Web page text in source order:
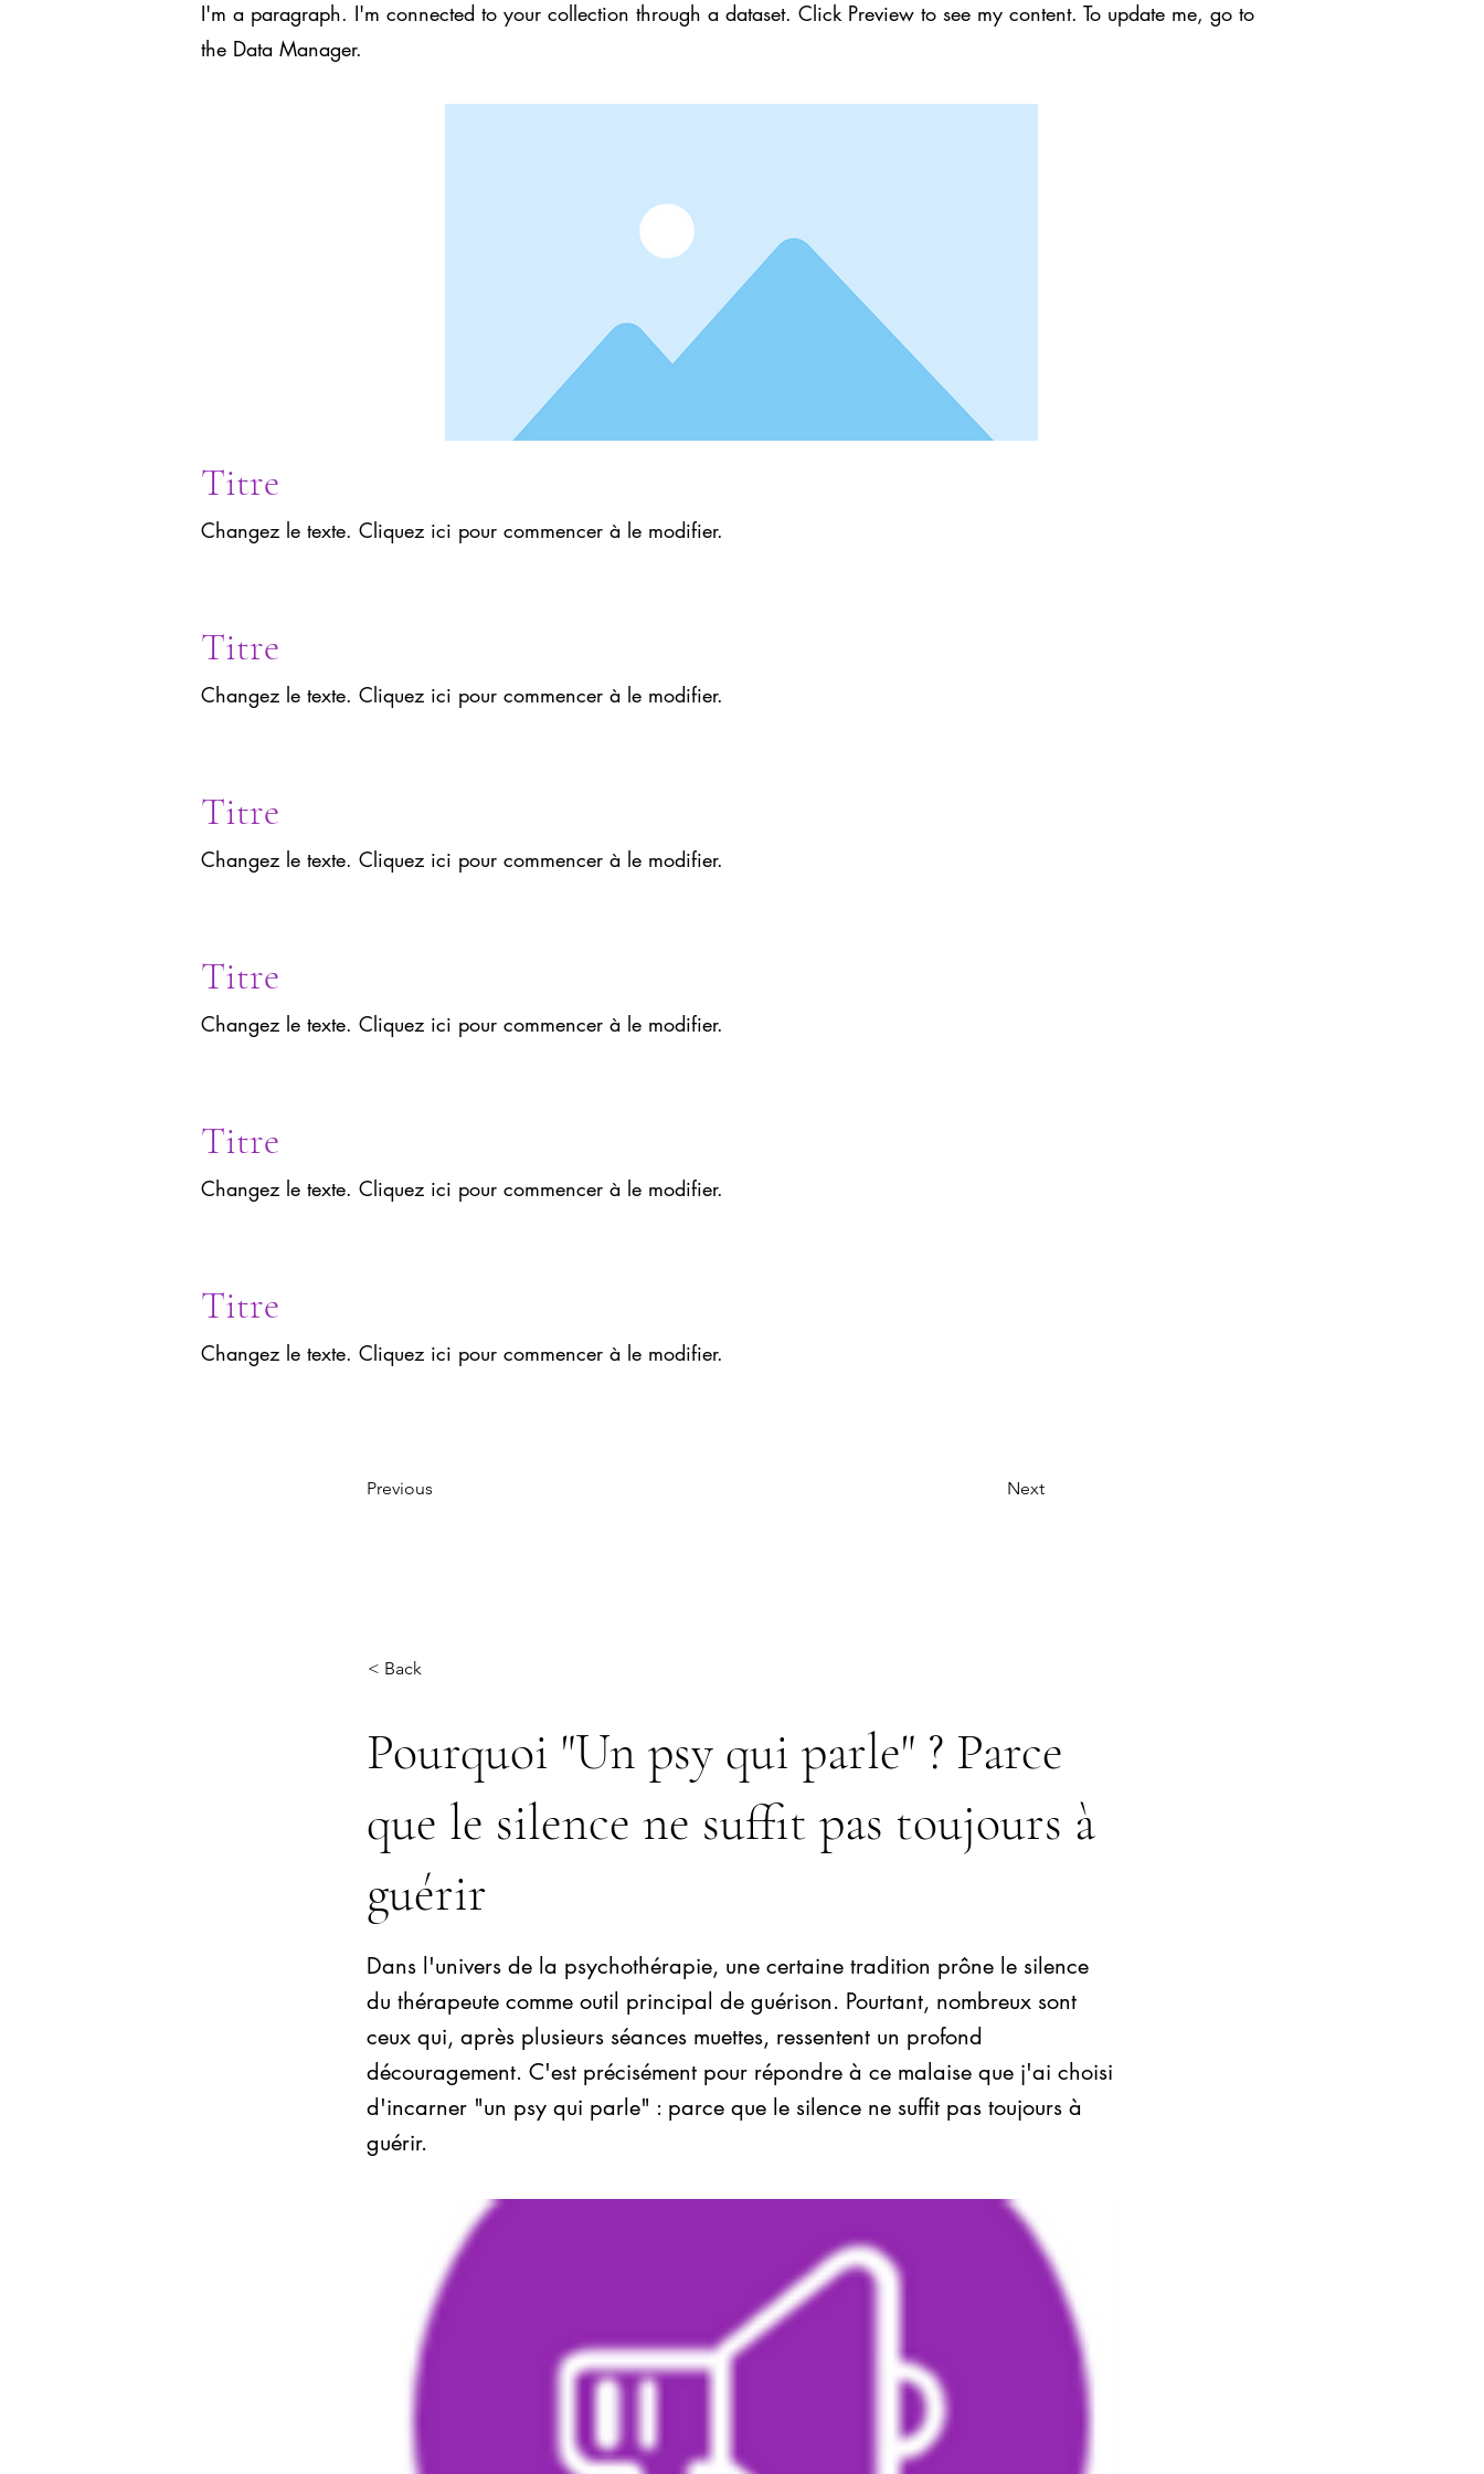
I'm a paragraph. I'm connected to your collection through a dataset. Click Preview to see my content. To update me, go to
the Data Manager.
Titre
Changez le texte. Cliquez ici pour commencer à le modifier.
Titre
Changez le texte. Cliquez ici pour commencer à le modifier.
Titre
Changez le texte. Cliquez ici pour commencer à le modifier.
Titre
Changez le texte. Cliquez ici pour commencer à le modifier.
Titre
Changez le texte. Cliquez ici pour commencer à le modifier.
Titre
Changez le texte. Cliquez ici pour commencer à le modifier.
Previous Next
< Back
Pourquoi "Un psy qui parle" ? Parce
que le silence ne suffit pas toujours à
guérir
Dans l'univers de la psychothérapie, une certaine tradition prône le silence
du thérapeute comme outil principal de guérison. Pourtant, nombreux sont
ceux qui, après plusieurs séances muettes, ressentent un profond
découragement. C'est précisément pour répondre à ce malaise que j'ai choisi
d'incarner "un psy qui parle" : parce que le silence ne suffit pas toujours à
guérir.